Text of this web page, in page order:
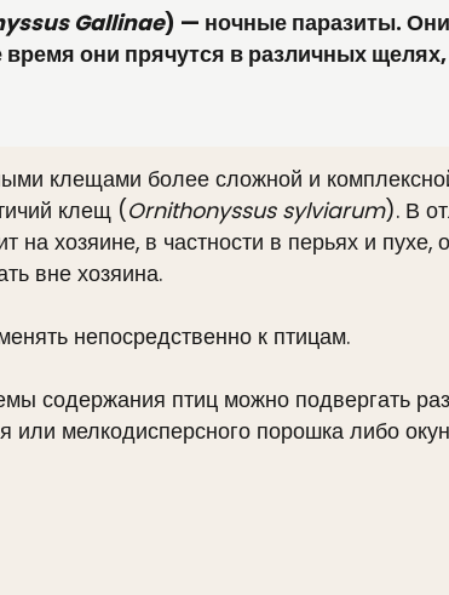
Gallinae) — ночные паразиты.
они прячутся в различных
клещами более сложной и
клещ (Ornithonyssus sylviarum). В
на хозяине, в частности в перьях и
вне хозяина.
непосредственно к птицам.
содержания птиц можно подвергать
мелкодисперсного порошка либо